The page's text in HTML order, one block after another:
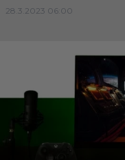
28.3.2023 06:00